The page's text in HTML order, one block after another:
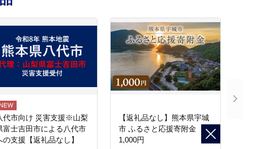
代市向け 災害支援※山梨
富士吉田市による八代市
の支援【返礼品なし】
【返礼品なし】熊本県宇城
市 ふるさと応援寄附金
1,000円